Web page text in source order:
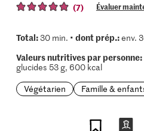
(7) Évaluer
Total:30 min. • dont prép.:env.
Valeurs nutritives par personne:
glucides 53 g, 600 kcal
Végétarien
Famille &